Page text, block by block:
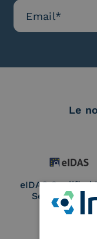
Le
eIDAS Qualified
Service